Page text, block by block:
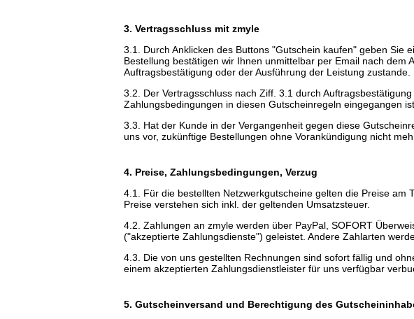
3. Vertragsschluss mit zmyle
3.1. Durch Anklicken des Buttons "Gutschein kaufen" geben Sie
Bestellung bestätigen wir Ihnen unmittelbar per Email nach
Auftragsbestätigung oder der Ausführung der Leistung zustande.
3.2. Der Vertragsschluss nach Ziff. 3.1 durch
Zahlungsbedingungen in diesen Gutscheinregeln eingegangen
3.3. Hat der Kunde in der Vergangenheit gegen diese
uns vor, zukünftige Bestellungen ohne Vorankündigung nicht
4. Preise, Zahlungsbedingungen, Verzug
4.1. Für die bestellten Netzwerkgutscheine gelten die Preise am
Preise verstehen sich inkl. der geltenden Umsatzsteuer.
4.2. Zahlungen an zmyle werden über PayPal, SOFORT
("akzeptierte Zahlungsdienste") geleistet. Andere Zahlarten
4.3. Die von uns gestellten Rechnungen sind sofort fällig und
einem akzeptierten Zahlungsdienstleister für uns verfügbar
5. Gutscheinversand und Berechtigung des